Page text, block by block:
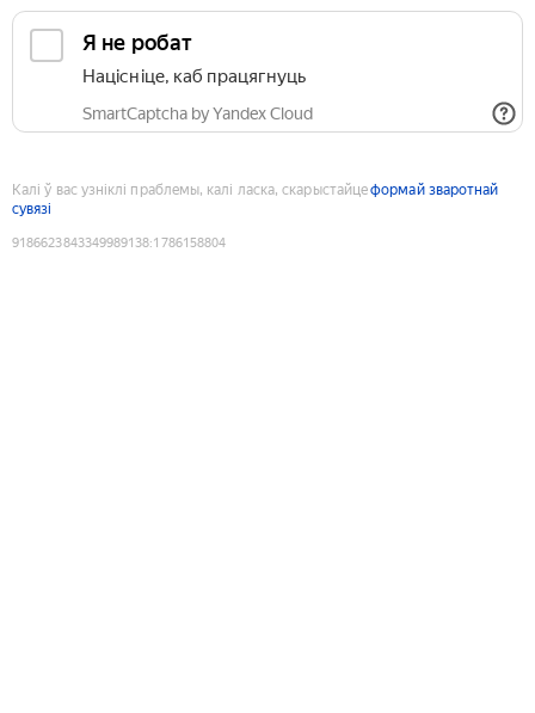
Я не робат
Націсніце, каб працягнуць
SmartCaptcha by Yandex Cloud
Калі ў вас узніклі праблемы, калі ласка, скарыстайцеформай зваротнай
сувязі
9186623843349989138:1786158804